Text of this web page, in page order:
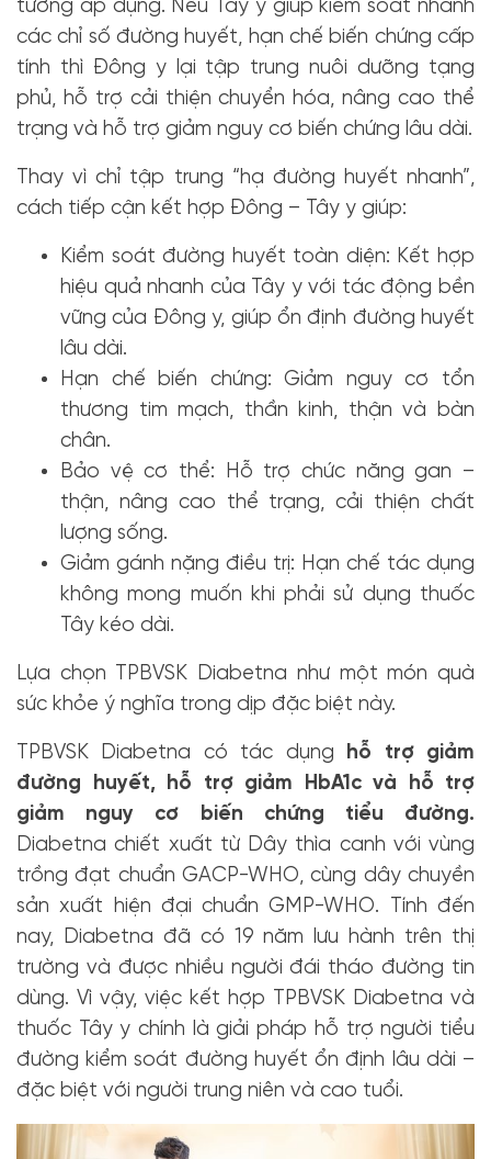
tưởng áp dụng. Nếu Tây y giúp kiểm soát nhanh
các chỉ số đường huyết, hạn chế biến chứng cấp
tính thì Đông y lại tập trung nuôi dưỡng tạng
phủ, hỗ trợ cải thiện chuyển hóa, nâng cao thể
trạng và hỗ trợ giảm nguy cơ biến chứng lâu dài.
Thay vì chỉ tập trung “hạ đường huyết nhanh”,
cách tiếp cận kết hợp Đông – Tây y giúp:
Kiểm soát đường huyết toàn diện: Kết hợp
hiệu quả nhanh của Tây y với tác động bền
vững của Đông y, giúp ổn định đường huyết
lâu dài.
Hạn chế biến chứng: Giảm nguy cơ tổn
thương tim mạch, thần kinh, thận và bàn
chân.
Bảo vệ cơ thể: Hỗ trợ chức năng gan –
thận, nâng cao thể trạng, cải thiện chất
lượng sống.
Giảm gánh nặng điều trị: Hạn chế tác dụng
không mong muốn khi phải sử dụng thuốc
Tây kéo dài.
Lựa chọn TPBVSK Diabetna như một món quà
sức khỏe ý nghĩa trong dịp đặc biệt này.
TPBVSK Diabetna có tác dụng
hỗ trợ giảm
đường huyết, hỗ trợ giảm HbA1c và hỗ trợ
giảm nguy cơ biến chứng tiểu đường.
Diabetna chiết xuất từ Dây thìa canh với vùng
trồng đạt chuẩn GACP-WHO, cùng dây chuyền
sản xuất hiện đại chuẩn GMP-WHO. Tính đến
nay, Diabetna đã có 19 năm lưu hành trên thị
trường và được nhiều người đái tháo đường tin
dùng. Vì vậy, việc kết hợp TPBVSK Diabetna và
thuốc Tây y chính là giải pháp hỗ trợ người tiểu
đường kiểm soát đường huyết ổn định lâu dài –
đặc biệt với người trung niên và cao tuổi.